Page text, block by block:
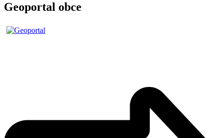
Geoportal obce